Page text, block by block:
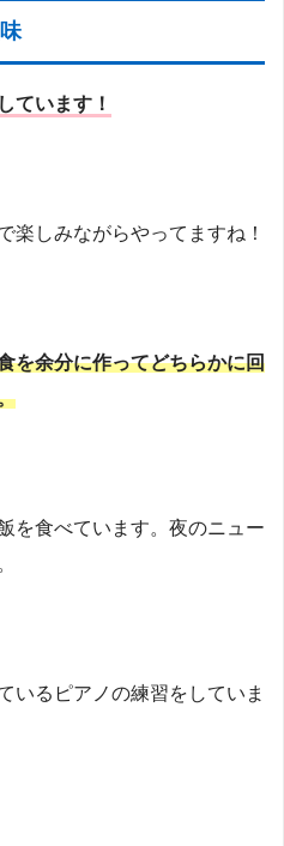
ています！
楽しみながらやってますね！
を余分に作ってどちらかに回
を食べています。夜のニュー
いるピアノの練習をしていま